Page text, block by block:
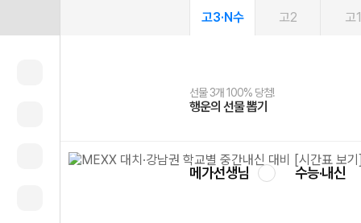
고3·N수 고2 고1
선물 3개 100% 당첨!
행운의 선물 뽑기
선물 100% 증정!
메가스터디 X 올리브
2027 러셀 단과
강사 공개선발
스마트러닝앱
설문 EVENT
메가패스
3일 무료 체험권
메가패스 수강생 무료혜택!
메가클럽 멤버십
사회공헌 캠페인
희망이룸 메가나눔
메가선생님 수능·내신